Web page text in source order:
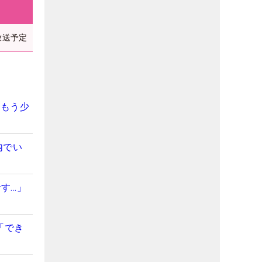
予定
う少
でい
…」
でき